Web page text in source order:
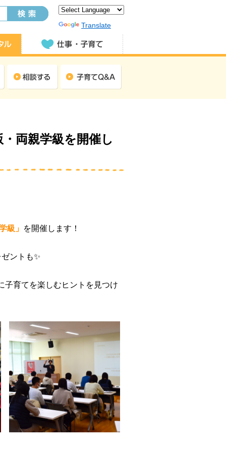
Translate
両親学級を開催し
級」 を開催します！
ントも✨
子育てを楽しむヒントを見つけ